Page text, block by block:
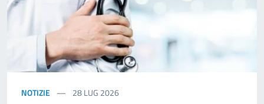
NOTIZIE 28LUG 2026